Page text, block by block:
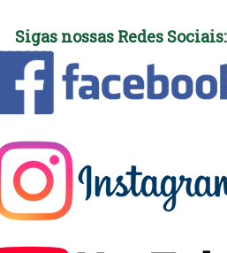
Sigas nossas Redes Sociais: